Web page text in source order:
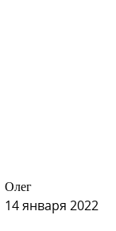
S09 -
S02 - SERY
S02 - SERY
Олег
14 января 2022